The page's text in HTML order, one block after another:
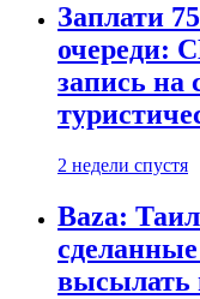
Заплати
очереди:
запись на
2 недели спустя
Baza:
высылать